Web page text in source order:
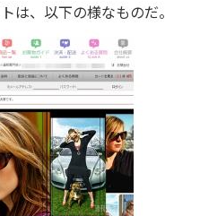
は、以下の様なものだ。